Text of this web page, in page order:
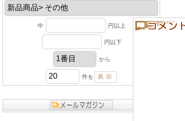
中 円以上
円以下
から
件を